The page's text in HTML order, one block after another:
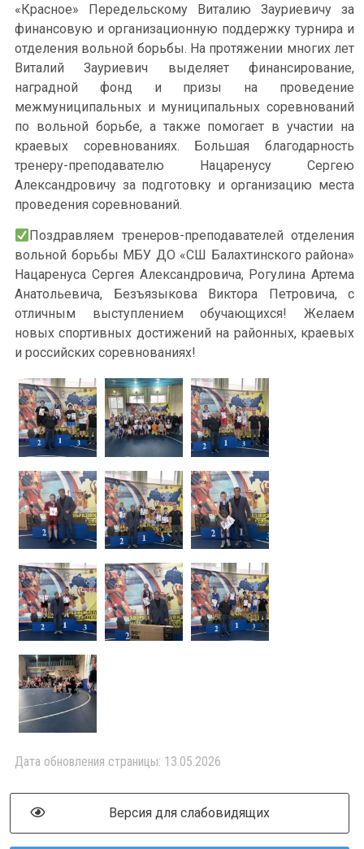
«Красное» Передельскому Виталию Зауриевичу за
финансовую и организационную поддержку турнира и
отделения вольной борьбы. На протяжении многих лет
Виталий Зауриевич выделяет финансирование,
наградной фонд и призы на проведение
межмуниципальных и муниципальных соревнований
по вольной борьбе, а также помогает в участии на
краевых соревнованиях. Большая благодарность
тренеру-преподавателю Нацаренусу Сергею
Александровичу за подготовку и организацию места
проведения соревнований.
Поздравляем тренеров-преподавателей отделения
вольной борьбы МБУ ДО «СШ Балахтинского района»
Нацаренуса Сергея Александровича, Рогулина Артема
Анатольевича, Безъязыкова Виктора Петровича, с
отличным выступлением обучающихся! Желаем
новых спортивных достижений на районных, краевых
и российских соревнованиях!
Дата обновления страницы: 13.05.2026
Версия для слабовидящих